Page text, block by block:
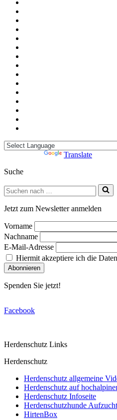
Translate
Suche
Suchen
nach …
Jetzt zum Newsletter anmelden
Vorname
Nachname
E-Mail-Adresse
Hiermit akzeptiere ich die
Spenden Sie jetzt!
Facebook
Herdenschutz Links
Herdenschutz
Herdenschutz allgemeine
Herdenschutz auf
Herdenschutz Infoseite
Herdenschutzhunde
HirtenBox